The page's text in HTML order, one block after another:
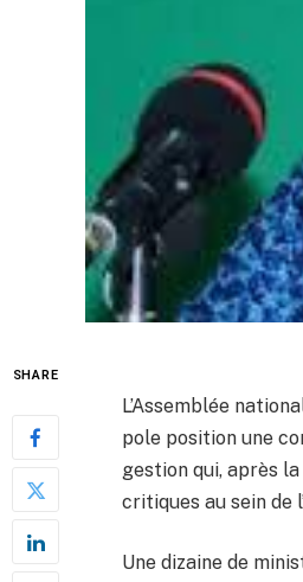
SHARE
L’Assemblée
pole position une
gestion qui, après
critiques au sein de
Une dizaine de